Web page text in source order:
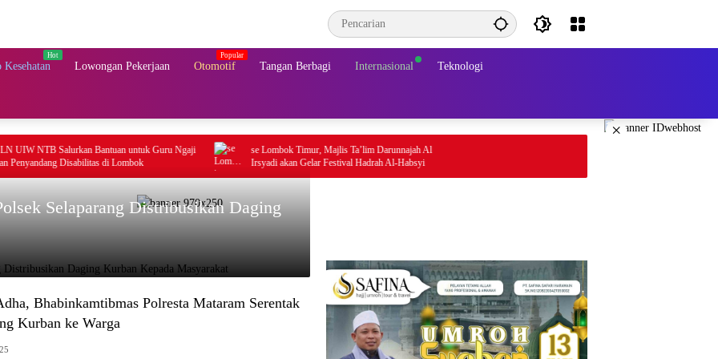
Kesehatan Lowongan Pekerjaan Otomotif Tangan Berbagi Internasional Teknologi
×
Salurkan Bantuan untuk Guru Ngaji
Disabilitas di Lombok
se Lombok Timur, Majlis Ta’lim Darunnajah Al
Irsyadi akan Gelar Festival Hadrah Al-Habsyi
Selaparang Distribusikan Daging
Bhabinkamtibmas Polresta Mataram Serentak
Kurban ke Warga